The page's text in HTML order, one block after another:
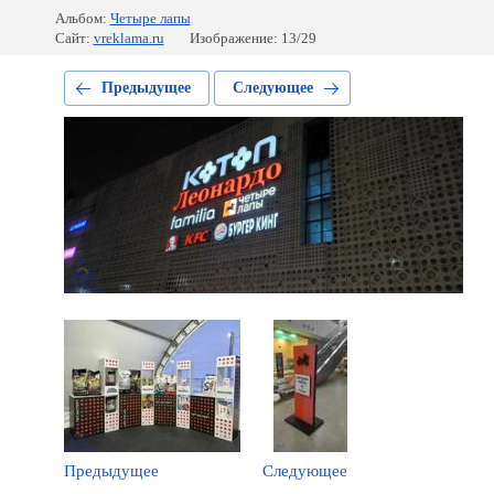
Альбом: Четыре лапы
Сайт: vreklama.ru Изображение: 13/29
Предыдущее Следующее
Предыдущее Следующее